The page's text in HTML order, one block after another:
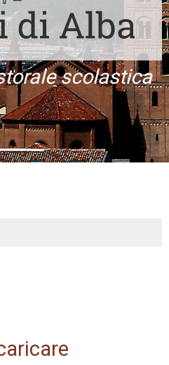
scolastica